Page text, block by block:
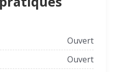
Ouvert
Ouvert